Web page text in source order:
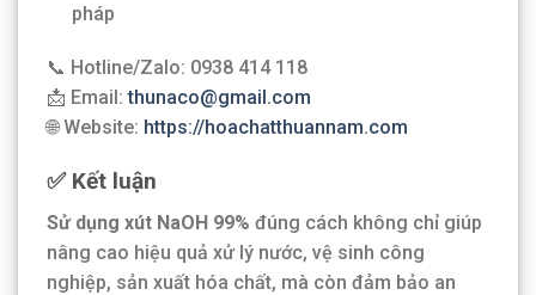
pháp
📞 Hotline/Zalo: 0938 414 118
📩 Email:thunaco@gmail.com
🌐 Website: https://hoachatthuannam.com
✅ Kết luận
Sử dụng xút NaOH 99% đúng cách không chỉ giúp
nâng cao hiệu quả xử lý nước, vệ sinh công
nghiệp, sản xuất hóa chất, mà còn đảm bảo an